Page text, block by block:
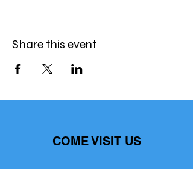
Share this event
COME VISIT US